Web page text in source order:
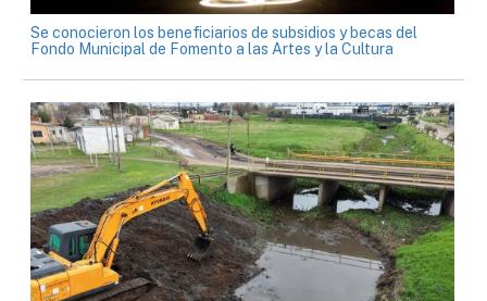
Se conocieron los beneficiarios de subsidios y becas del
Fondo Municipal de Fomento a las Artes y la Cultura